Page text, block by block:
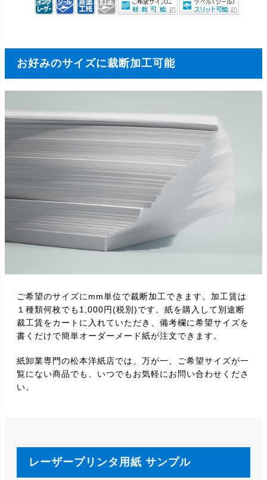
お好みのサイズに裁断加工可能
ご希望のサイズにmm単位で裁断加工できます。加工賃は
１種類何枚でも1,000円(税別)です。紙を購入して別途断
裁工賃をカートに入れていただき、備考欄に希望サイズを
書くだけで簡単オーダーメード紙が注文できます。
紙卸業専門の松本洋紙店では、万が一、ご希望サイズが一
覧にない商品でも、いつでもお気軽にお問い合わせくださ
い。
レーザープリンタ用紙 サンプル